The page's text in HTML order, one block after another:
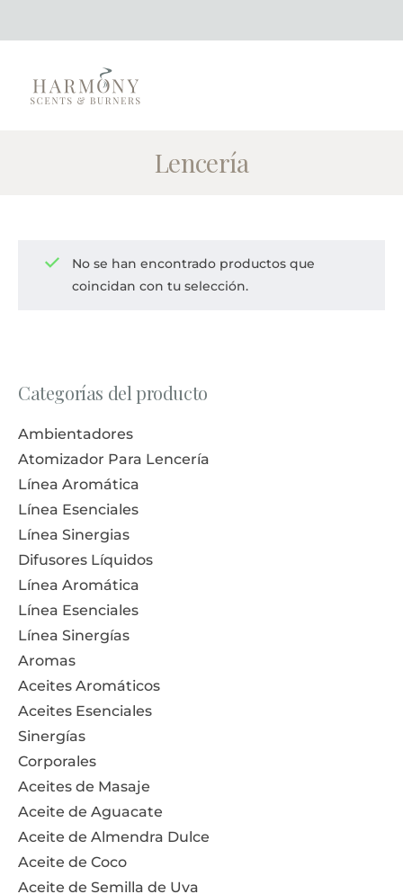
Lencería
Categorías del producto
Ambientadores
Atomizador Para Lencería
Línea Aromática
Línea Esenciales
Línea Sinergias
Difusores Líquidos
Línea Aromática
Línea Esenciales
Línea Sinergías
Aromas
Aceites Aromáticos
Aceites Esenciales
Sinergías
Corporales
Aceites de Masaje
Aceite de Aguacate
Aceite de Almendra Dulce
Aceite de Coco
Aceite de Semilla de Uva
No se han encontrado productos que
coincidan con tu selección.